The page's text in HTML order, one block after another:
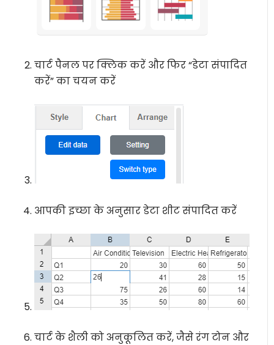
चार्ट पैनल पर क्लिक करें और फिर “डेटा संपादित
करें” का चयन करें
आपकी इच्छा के अनुसार डेटा शीट संपादित करें
चार्ट के शैली को अनुकूलित करें, जैसे रंग टोन और